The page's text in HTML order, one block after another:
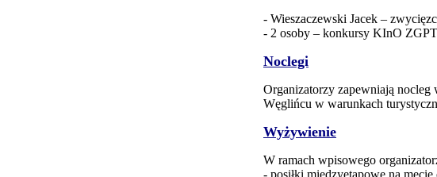
- Wieszaczewski Jacek –
- 2 osoby – konkursy KInO
Noclegi
Organizatorzy zapewniają
Węglińcu w warunkach
Wyżywienie
W ramach wpisowego
- posiłki międzyetapowe na